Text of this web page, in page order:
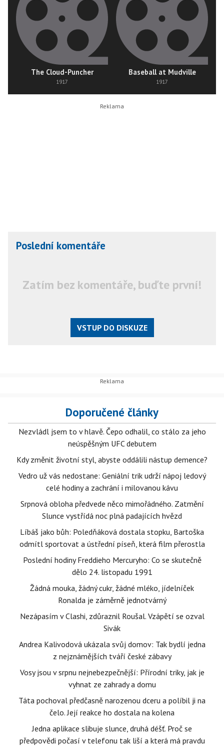
The Cloud-Puncher
1917
Baseball at Mudville
1917
Poslední komentáře
Zatím bez komentáře, buďte první!
VSTUP DO DISKUZE
Doporučené články
Nezvládl jsem to v hlavě. Čepo odhalil, co stálo za jeho
neúspěšným UFC debutem
Kdy změnit životní styl, abyste oddálili nástup demence?
Vedro už vás nedostane: Geniální trik udrží nápoj ledový
celé hodiny a zachrání i milovanou kávu
Srpnová obloha předvede něco mimořádného. Zatmění
Slunce vystřídá noc plná padajících hvězd
Líbáš jako bůh: Poledňáková dostala stopku, Bartoška
odmítl sportovat a ústřední píseň, která film přerostla
Poslední hodiny Freddieho Mercuryho: Co se skutečně
dělo 24. listopadu 1991
Žádná mouka, žádný cukr, žádné mléko, jídelníček
Ronalda je záměrně jednotvárný
Nezápasím v Clashi, zdůraznil Roušal. Vzápětí se ozval
Sivák
Andrea Kalivodová ukázala svůj domov: Tak bydlí jedna
z nejznámějších tváří české zábavy
Vosy jsou v srpnu nejnebezpečnější: Přírodní triky, jak je
vyhnat ze zahrady a domu
Táta pochoval předčasně narozenou dceru a políbil ji na
čelo. Její reakce ho dostala na kolena
Jedna aplikace slibuje slunce, druhá déšť. Proč se
předpovědi počasí v telefonu tak liší a která má pravdu